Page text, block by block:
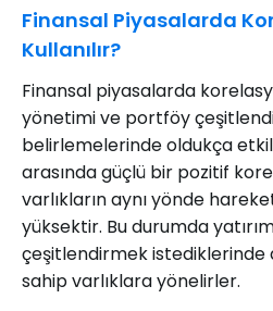
Finansal Piyasalarda
Kullanılır?
Finansal piyasalarda
yönetimi ve portföy
belirlemelerinde oldukça
arasında güçlü bir pozitif
varlıkların aynı yönde
yüksektir. Bu durumda
çeşitlendirmek istediklerinde
sahip varlıklara yönelirler.